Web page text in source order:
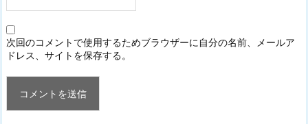
次回のコメントで使用するためブラウザーに自分の名前、メールア
ドレス、サイトを保存する。